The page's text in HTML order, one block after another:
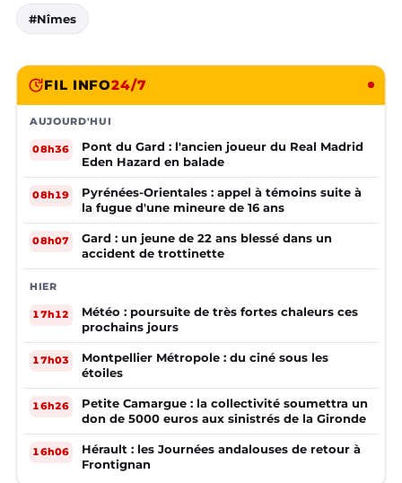
#Nîmes
FIL INFO24/7
AUJOURD'HUI
08h36
Pont du Gard : l'ancien joueur du Real Madrid
Eden Hazard en balade
08h19
Pyrénées-Orientales : appel à témoins suite à
la fugue d'une mineure de 16 ans
08h07
Gard : un jeune de 22 ans blessé dans un
accident de trottinette
HIER
17h12
Météo : poursuite de très fortes chaleurs ces
prochains jours
17h03
Montpellier Métropole : du ciné sous les
étoiles
16h26
Petite Camargue : la collectivité soumettra un
don de 5000 euros aux sinistrés de la Gironde
16h06
Hérault : les Journées andalouses de retour à
Frontignan